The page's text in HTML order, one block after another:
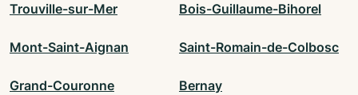
Trouville-sur-Mer Bois-Guillaume-Bihorel
Mont-Saint-Aignan Saint-Romain-de-Colbosc
Grand-Couronne Bernay